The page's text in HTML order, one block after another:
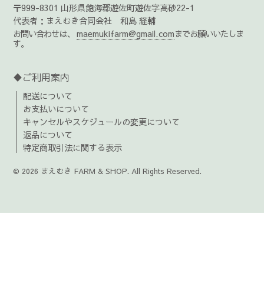
〒999-8301 山形県飽海郡遊佐町遊佐字高砂22-1
代表者：まえむき合同会社 和島 経輔
お問い合わせは、
maemukifarm@gmail.comまでお願いいたしま
す。
♦ご利用案内
配送について
お支払いについて
キャンセルやスケジュールの変更について
返品について
特定商取引法に関する表示
© 2026 まえむき FARM & SHOP. All Rights Reserved.